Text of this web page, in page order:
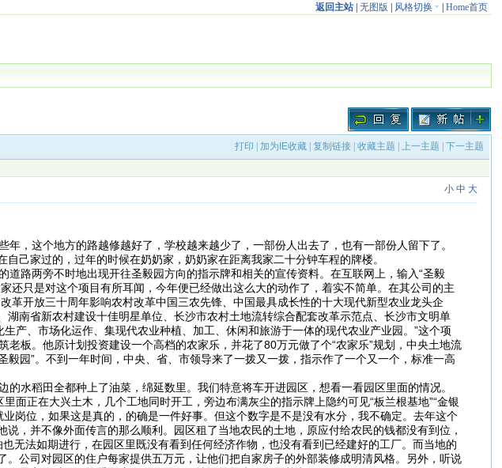
返回主站| 无图版 风格切换 Home首页
打印 加为IE收藏 |复制链接 |收藏主题 |上一主题 |下一主题
小 中 大
，这个地方的路越修越好了，学校越来越少了，一部份人出去了，也有一部份人留下了。
己家过的，过年的时候在奶奶家，奶奶家在距离我家二十分钟车程的牌楼。
路两旁不时地出现开往圣毅园方向的指示牌和相关的宣传资料。在互联网上，输入“圣毅
还只是对这个项目有所耳闻，今年便已经做出这么大的动作了，着实不简单。在其公司的主
革开放三十周年影响农村改革中国三农先锋、中国最具成长性的十大现代新型农业龙头企
南省新农村建设十佳明星单位、长沙市农村土地流转综合配套改革示范点、长沙市文明单
产、市场化运作、集现代农业种植、加工、休闲和旅游于一体的现代农业产业园。”这个项
板。他原计划投资建设一个高档的农家乐，并花了80万元做了个“农家乐”规划，中央土地流
园”。不到一年时间，中央、省、市领导来了一拨又一拨，指示作了一个又一个，标准一高
水稻田全都种上了油菜，绵延数里。我们特意将车开进园区，想看一看园区里面的情况。
正在大兴土木，几个工地同时开工，旁边布满灰尘的指示牌上隐约可见“板兰根基地”“金银
岗位，如果这是真的，的确是一件好事。但这个数字是不是没有水分，我不确定。去年这个
，并不像外面传言的那么顺利。园区租了当地农民的土地，原应付给农民的钱都没有到位，
无法如期进行，在园区里既没有看到任何经济作物，也没有看到已经建好的工厂。而当地的
公司对园区的住户每家提供五万元，让他们把自家房子的外部装修成明清风格。另外，听说